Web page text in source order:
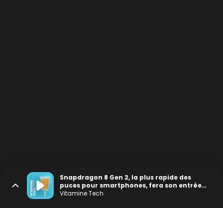
Snapdragon 8 Gen 2, la plus rapide des
puces pour smartphones, fera son entrée
en 2023
Vitamine Tech